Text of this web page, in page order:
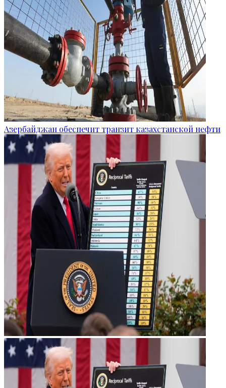
Азербайджан обеспечит транзит казахстанской нефти